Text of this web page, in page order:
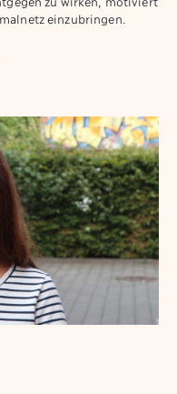
einzubringen.